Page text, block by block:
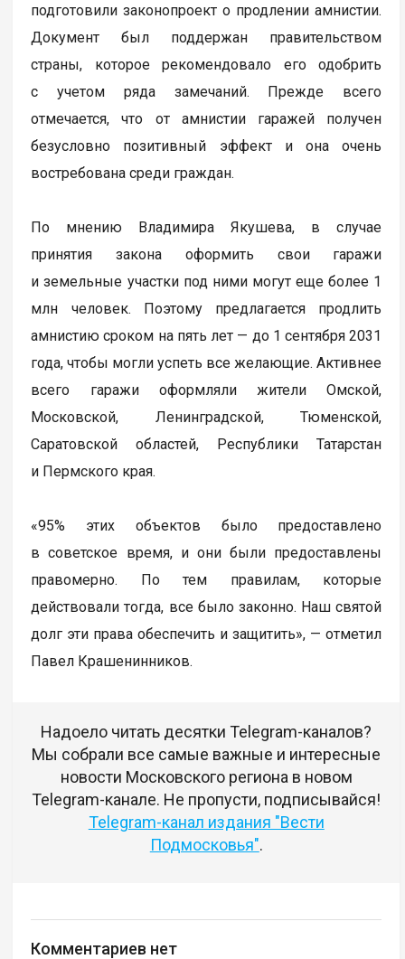
подготовили законопроект о продлении амнистии.
Документ был поддержан правительством
страны, которое рекомендовало его одобрить
с учетом ряда замечаний. Прежде всего
отмечается, что от амнистии гаражей получен
безусловно позитивный эффект и она очень
востребована среди граждан.
По мнению Владимира Якушева, в случае
принятия закона оформить свои гаражи
и земельные участки под ними могут еще более 1
млн человек. Поэтому предлагается продлить
амнистию сроком на пять лет — до 1 сентября 2031
года, чтобы могли успеть все желающие. Активнее
всего гаражи оформляли жители Омской,
Московской, Ленинградской, Тюменской,
Саратовской областей, Республики Татарстан
и Пермского края.
«95% этих объектов было предоставлено
в советское время, и они были предоставлены
правомерно. По тем правилам, которые
действовали тогда, все было законно. Наш святой
долг эти права обеспечить и защитить», — отметил
Павел Крашенинников.
Надоело читать десятки Telegram-каналов?
Мы собрали все самые важные и интересные
новости Московского региона в новом
Telegram-канале. Не пропусти, подписывайся!
Telegram-канал издания "Вести
Подмосковья".
Комментариев нет